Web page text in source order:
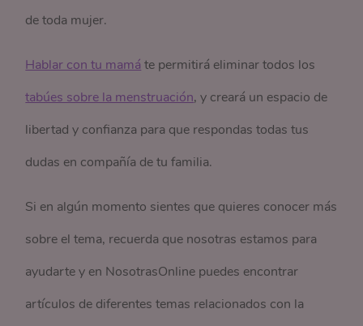
de toda mujer.
Hablar con tu mamá te permitirá eliminar todos los
tabúes sobre la menstruación, y creará un espacio de
libertad y confianza para que respondas todas tus
dudas en compañía de tu familia.
Si en algún momento sientes que quieres conocer más
sobre el tema, recuerda que nosotras estamos para
ayudarte y en NosotrasOnline puedes encontrar
artículos de diferentes temas relacionados con la